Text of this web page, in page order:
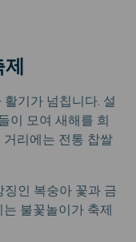
기가 넘칩니다. 설
이 모여 새해를 희
리에는 전통 찹쌀
인 복숭아 꽃과 금
불꽃놀이가 축제